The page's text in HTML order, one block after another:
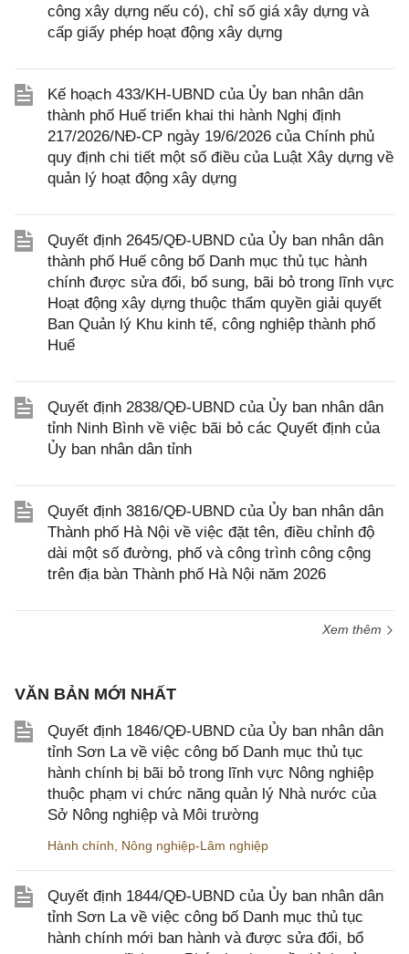
công xây dựng nếu có), chỉ số giá xây dựng và
cấp giấy phép hoạt động xây dựng
Kế hoạch 433/KH-UBND của Ủy ban nhân dân
thành phố Huế triển khai thi hành Nghị định
217/2026/NĐ-CP ngày 19/6/2026 của Chính phủ
quy định chi tiết một số điều của Luật Xây dựng về
quản lý hoạt động xây dựng
Quyết định 2645/QĐ-UBND của Ủy ban nhân dân
thành phố Huế công bố Danh mục thủ tục hành
chính được sửa đổi, bổ sung, bãi bỏ trong lĩnh vực
Hoạt động xây dựng thuộc thẩm quyền giải quyết
Ban Quản lý Khu kinh tế, công nghiệp thành phố
Huế
Quyết định 2838/QĐ-UBND của Ủy ban nhân dân
tỉnh Ninh Bình về việc bãi bỏ các Quyết định của
Ủy ban nhân dân tỉnh
Quyết định 3816/QĐ-UBND của Ủy ban nhân dân
Thành phố Hà Nội về việc đặt tên, điều chỉnh độ
dài một số đường, phố và công trình công cộng
trên địa bàn Thành phố Hà Nội năm 2026
Xem thêm
VĂN BẢN MỚI NHẤT
Quyết định 1846/QĐ-UBND của Ủy ban nhân dân
tỉnh Sơn La về việc công bố Danh mục thủ tục
hành chính bị bãi bỏ trong lĩnh vực Nông nghiệp
thuộc phạm vi chức năng quản lý Nhà nước của
Sở Nông nghiệp và Môi trường
Hành chính Nông nghiệp-Lâm nghiệp
Quyết định 1844/QĐ-UBND của Ủy ban nhân dân
tỉnh Sơn La về việc công bố Danh mục thủ tục
hành chính mới ban hành và được sửa đổi, bổ